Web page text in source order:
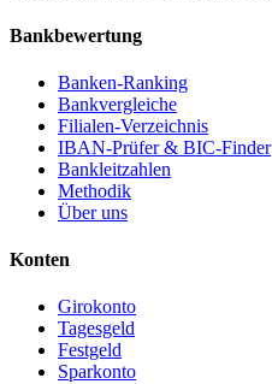
Bankbewertung
Banken-Ranking
Bankvergleiche
Filialen-Verzeichnis
IBAN-Prüfer & BIC-Finder
Bankleitzahlen
Methodik
Über uns
Konten
Girokonto
Tagesgeld
Festgeld
Sparkonto